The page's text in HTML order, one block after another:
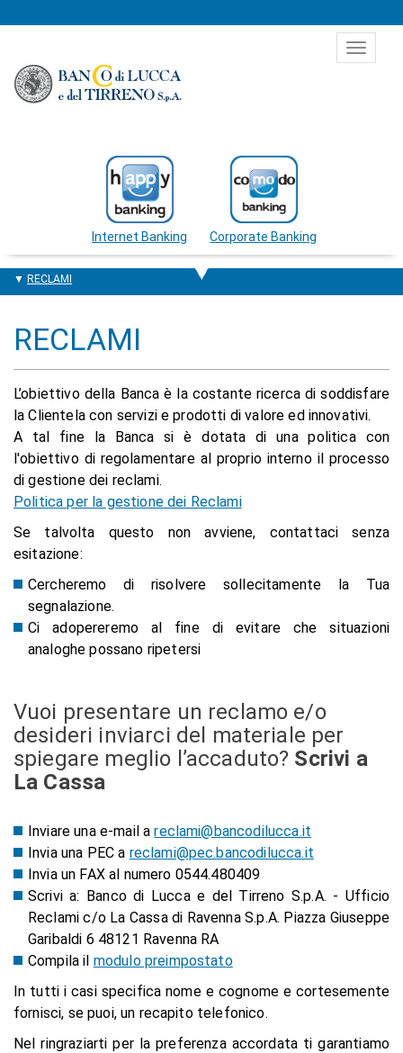
Toggle
Internet Banking Corporate Banking
RECLAMI
RECLAMI
L’obiettivo della Banca è la costante ricerca di soddisfare
la Clientela con servizi e prodotti di valore ed innovativi.
A tal fine la Banca si è dotata di una politica con
l'obiettivo di regolamentare al proprio interno il processo
di gestione dei reclami.
Politica per la gestione dei Reclami
Se talvolta questo non avviene, contattaci senza
esitazione:
Cercheremo di risolvere sollecitamente la Tua
segnalazione.
Ci adopereremo al fine di evitare che situazioni
analoghe possano ripetersi
Vuoi presentare un reclamo e/o
desideri inviarci del materiale per
spiegare meglio l’accaduto? Scrivi a
La Cassa
Inviare una e-mail areclami@bancodilucca.it
Invia una PEC a reclami@pec.bancodilucca.it
Invia un FAX al numero 0544.480409
Scrivi a: Banco di Lucca e del Tirreno S.p.A. - Ufficio
Reclami c/o La Cassa di Ravenna S.p.A. Piazza Giuseppe
Garibaldi 6 48121 Ravenna RA
Compila il modulo preimpostato
In tutti i casi specifica nome e cognome e cortesemente
fornisci, se puoi, un recapito telefonico.
Nel ringraziarti per la preferenza accordata ti garantiamo